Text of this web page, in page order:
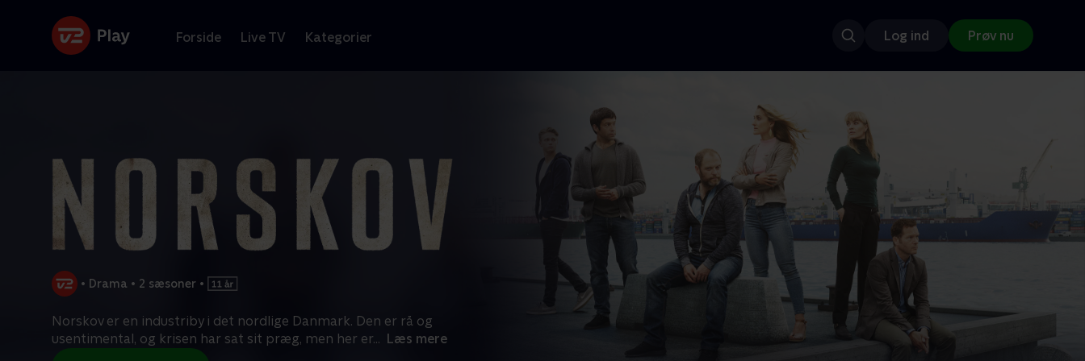
Forside Live TV Kategorier Log ind Prøv nu
• Drama • 2 sæsoner •
Norskov er en industriby i det nordlige Danmark. Den er rå og
usentimental, og krisen har sat sit præg, men her er... Læs mere